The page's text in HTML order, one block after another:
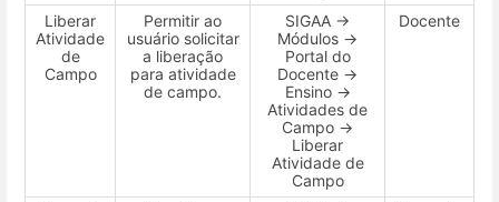
Liberar
Atividade
de
Campo
Permitir ao
usuário solicitar
a liberação
para atividade
de campo.
SIGAA →
Módulos →
Portal do
Docente →
Ensino →
Atividades de
Campo →
Liberar
Atividade de
Campo
Docente